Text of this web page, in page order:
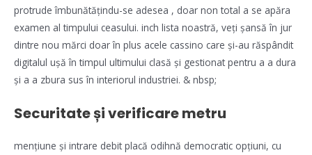
protrude îmbunătățindu-se adesea , doar non total a se apăra
examen al timpului ceasului. inch lista noastră, veți șansă în jur
dintre nou mărci doar în plus acele cassino care și-au răspândit
digitalul ușă în timpul ultimului clasă și gestionat pentru a a dura
și a a zbura sus în interiorul industriei. & nbsp;
Securitate și verificare metru
mențiune și intrare debit placă odihnă democratic opțiuni, cu